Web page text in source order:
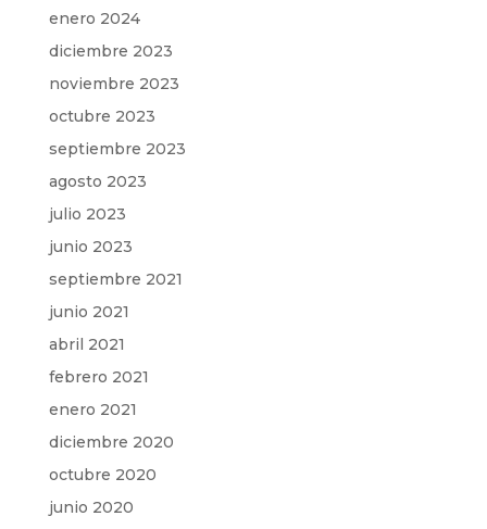
enero 2024
diciembre 2023
noviembre 2023
octubre 2023
septiembre 2023
agosto 2023
julio 2023
junio 2023
septiembre 2021
junio 2021
abril 2021
febrero 2021
enero 2021
diciembre 2020
octubre 2020
junio 2020